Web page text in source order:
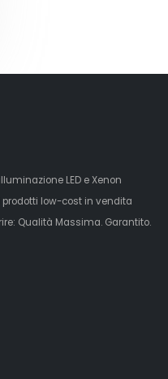
LED e Xenon
low-cost in vendita
Qualità Massima. Garantito.